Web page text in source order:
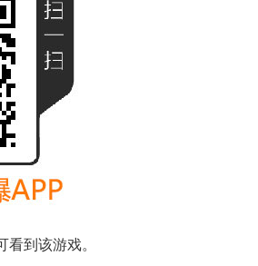
游频道
看到该游戏。